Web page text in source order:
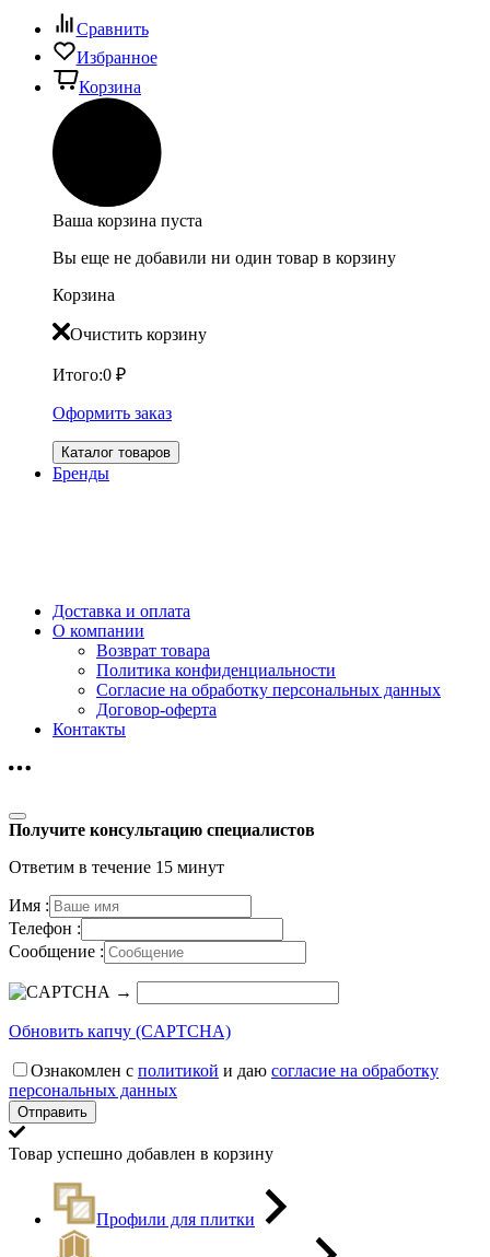
Сравнить
Избранное
Корзина
Ваша корзина пуста
Вы еще не добавили ни один товар в корзину
Корзина
Очистить корзину
Итого:0 ₽
Оформить заказ
Каталог товаров
Бренды
Доставка и оплата
О компании
Возврат товара
Политика конфиденциальности
Согласие на обработку персональных данных
Договор-оферта
Контакты
Получите консультацию специалистов
Ответим в течение 15 минут
Имя :
Телефон :
Сообщение :
→
Обновить капчу (CAPTCHA)
Ознакомлен с политикой и даю согласие на обработку
персональных данных
Товар успешно добавлен в корзину
Профили для плитки